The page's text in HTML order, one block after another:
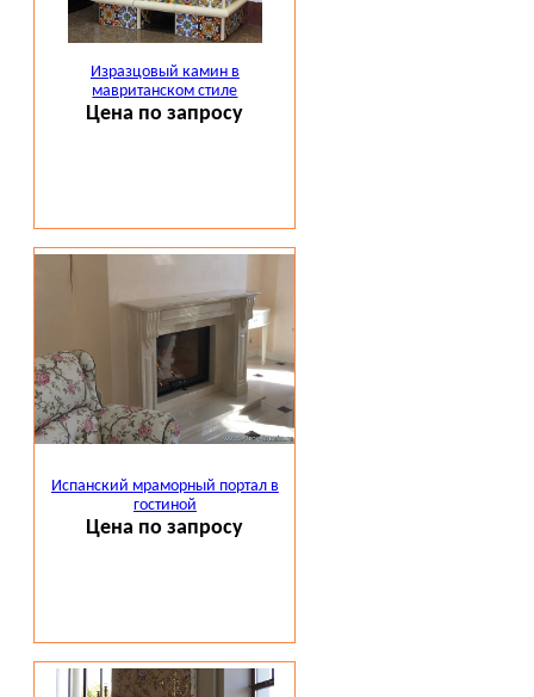
Изразцовый камин в
мавританском стиле
Цена по запросу
Испанский мраморный портал в
гостиной
Цена по запросу